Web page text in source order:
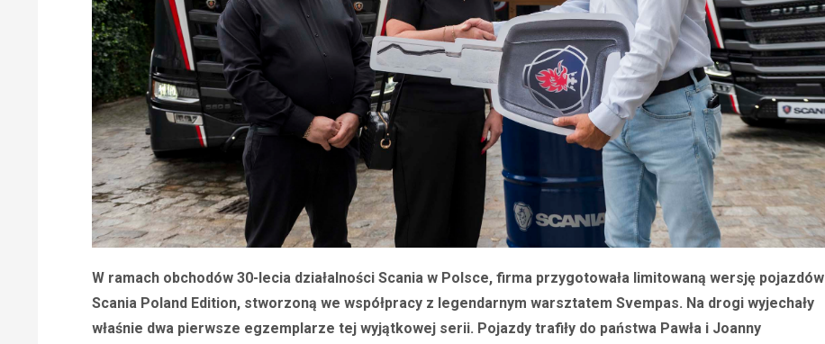
W ramach obchodów 30-lecia działalności Scania w Polsce, firma przygotowała limitowaną wersję pojazdów
Scania Poland Edition, stworzoną we współpracy z legendarnym warsztatem Svempas. Na drogi wyjechały
właśnie dwa pierwsze egzemplarze tej wyjątkowej serii. Pojazdy trafiły do państwa Pawła i Joanny